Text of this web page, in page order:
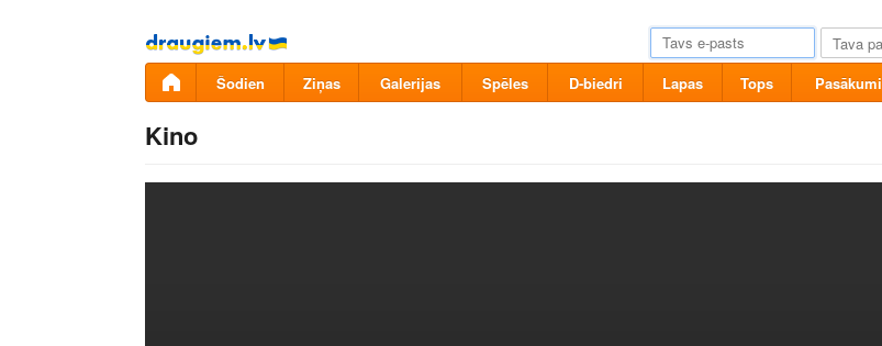
Pāriet
uz
saturu
Šodien Ziņas Galerijas Spēles D-biedri Lapas Tops Pasākumi
Kino